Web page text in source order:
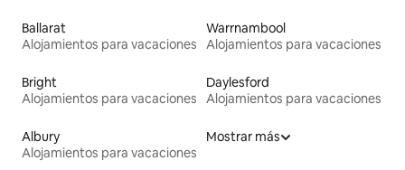
Ballarat
Alojamientos para vacaciones
Warrnambool
Alojamientos para vacaciones
Bright
Alojamientos para vacaciones
Daylesford
Alojamientos para vacaciones
Albury
Alojamientos para vacaciones
Mostrar más